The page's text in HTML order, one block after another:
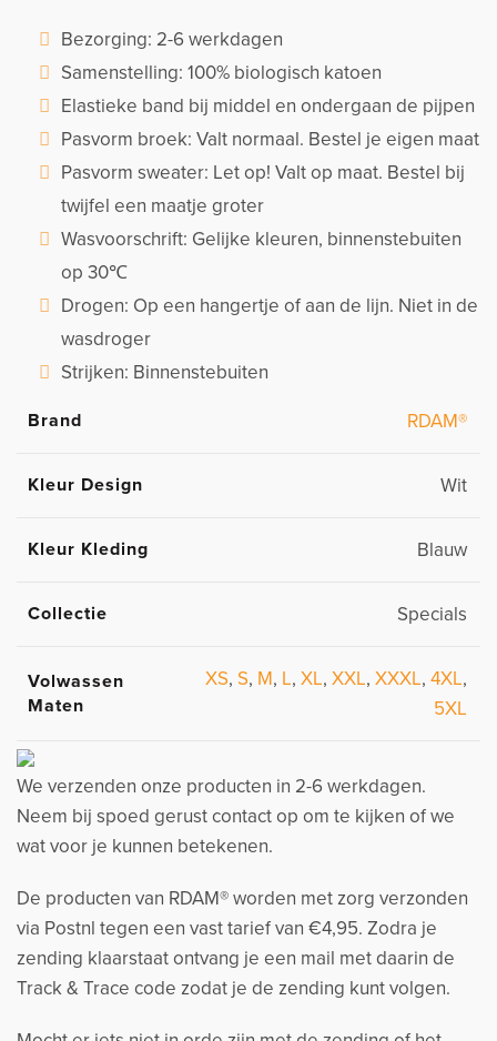
Bezorging: 2-6 werkdagen
Samenstelling: 100% biologisch katoen
Elastieke band bij middel en ondergaan de pijpen
Pasvorm broek: Valt normaal. Bestel je eigen maat
Pasvorm sweater: Let op! Valt op maat. Bestel bij
twijfel een maatje groter
Wasvoorschrift: Gelijke kleuren, binnenstebuiten
op 30℃
Drogen: Op een hangertje of aan de lijn. Niet in de
wasdroger
Strijken: Binnenstebuiten
Brand RDAM®
Kleur Design Wit
Kleur Kleding Blauw
Collectie Specials
Volwassen
Maten
XS, S, M, L, XL, XXL, XXXL, 4XL,
5XL
We verzenden onze producten in 2-6 werkdagen.
Neem bij spoed gerust contact op om te kijken of we
wat voor je kunnen betekenen.
De producten van RDAM® worden met zorg verzonden
via Postnl tegen een vast tarief van €4,95. Zodra je
zending klaarstaat ontvang je een mail met daarin de
Track & Trace code zodat je de zending kunt volgen.